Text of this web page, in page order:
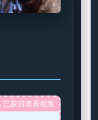
已获得查看权限